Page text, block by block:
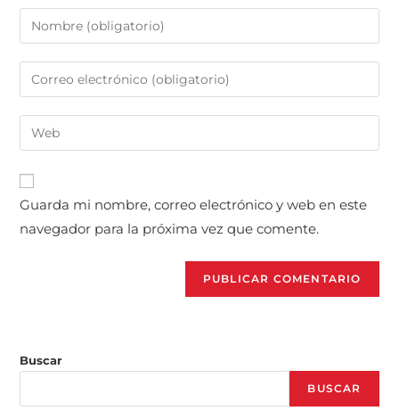
Guarda mi nombre, correo electrónico y web en este
navegador para la próxima vez que comente.
Buscar
BUSCAR